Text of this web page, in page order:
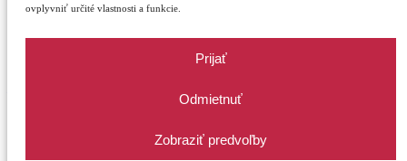
ovplyvniť určité vlastnosti a funkcie.
Prijať
Odmietnuť
Zobraziť predvoľby
a rozvoja ekumenizmu na Slovensku – Grantový (.pdf)